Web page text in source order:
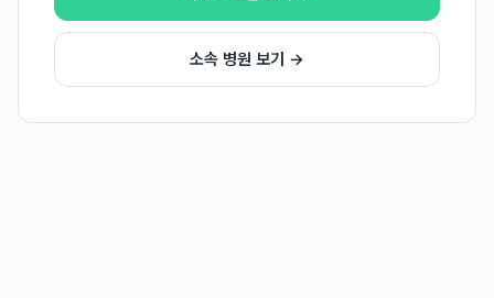
소속 병원 보기 →